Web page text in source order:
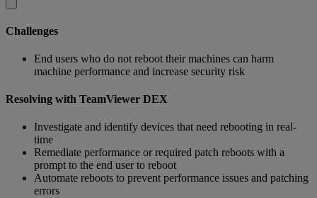
Challenges
End users who do not reboot their machines can harm
machine performance and increase security risk
Resolving with TeamViewer DEX
Investigate and identify devices that need rebooting in real-
time
Remediate performance or required patch reboots with a
prompt to the end user to reboot
Automate reboots to prevent performance issues and patching
errors